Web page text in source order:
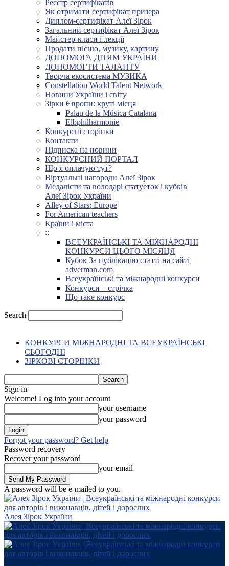
Реєстр сертифікатів
Як отримати сертифікат призера
Диплом-сертифікат Алеї Зірок
Загальний сертифікат Алеї Зірок
Майстер-класи і лекції
Продати пісню, музику, картину
ДОПОМОГА ДІТЯМ УКРАЇНИ
ДОПОМОГТИ ТАЛАНТУ
Творча екосистема МУЗИКА
Constellation World Talent Network
Новини України і світу
Зірки Європи: круті місця
Palau de la Música Catalana
Elbphilharmonie
Конкурсні сторінки
Контакти
Підписка на новини
КОНКУРСНИЙ ПОРТАЛ
Що я оплачую тут?
Віртуальні нагороди Алеї Зірок
Медалісти та володарі статуеток і кубків
Алеї Зірок України
Alley of Stars: Europe
For American teachers
Країни і міста
::
ВСЕУКРАЇНСЬКІ ТА МІЖНАРОДНІ
КОНКУРСИ ЦЬОГО МІСЯЦЯ
Кубок За публікацію статті на сайті
adverman.com
Всеукраїнські та міжнародні конкурси
Конкурси – стрічка
Що таке конкурс
Search
КОНКУРСИ МІЖНАРОДНІ ТА ВСЕУКРАЇНСЬКІ
СЬОГОДНІ
ЗІРКОВІ СТОРІНКИ
Sign in
Welcome! Log into your account
your username
your password
Forgot your password? Get help
Password recovery
Recover your password
your email
A password will be e-mailed to you.
Алея Зірок України